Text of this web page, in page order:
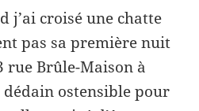
j’ai croisé une chatte
pas sa première nuit
rue Brûle-Maison à
dédain ostensible pour